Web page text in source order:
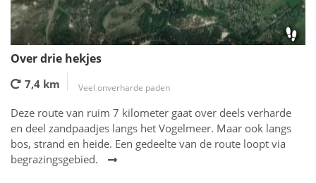
Over drie hekjes
7,4 km Veel onverharde paden
Deze route van ruim 7 kilometer gaat over deels verharde
en deel zandpaadjes langs het Vogelmeer. Maar ook langs
bos, strand en heide. Een gedeelte van de route loopt via
begrazingsgebied.